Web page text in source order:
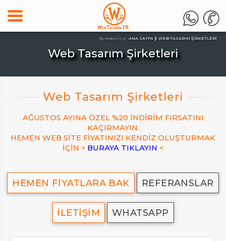
Buradasınız : WEB TASARIM ŞIRKETLERI
ANA SAYFA
Web Tasarım Şirketleri
AĞUSTOS AYINA ÖZEL %20 İNDİRİM FIRSATINI
KAÇIRMAYIN.
HEMEN WEB SİTE FİYATINIZI KENDİZ OLUŞTURMAK
İÇİN > BURAYA TIKLAYIN <
HEMEN FİYATLARA BAK REFERANSLAR
İLETİŞİM WHATSAPP